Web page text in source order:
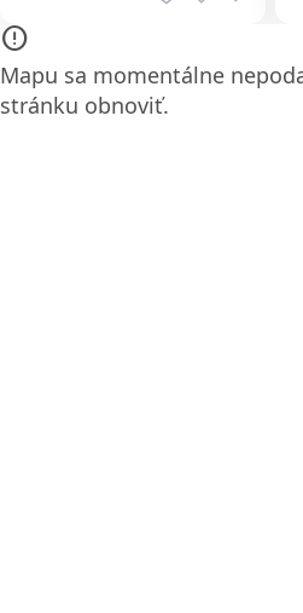
error_outline
Mapu sa momentálne
stránku obnoviť.